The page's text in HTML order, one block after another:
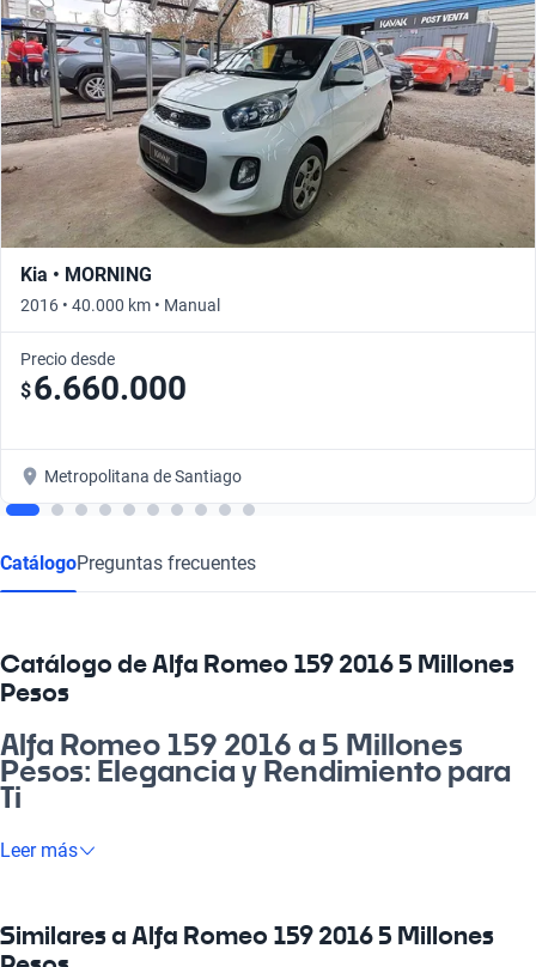
Kia • MORNING
2016 • 40.000 km • Manual
Precio desde
$6.660.000
Metropolitana de Santiago
CatálogoPreguntas frecuentes
Catálogo de Alfa Romeo 159 2016 5 Millones
Pesos
Alfa Romeo 159 2016 a 5 Millones
Pesos: Elegancia y Rendimiento para
Ti
Si buscas un vehículo que combine elegancia y rendimiento, el
sino también por su eficiencia en la ruta, ideal tanto para ir a la
pega como para disfrutar de panoramas familiares. Además,
Leer más
Similares a Alfa Romeo 159 2016 5 Millones